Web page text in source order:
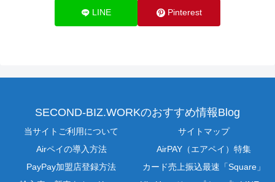
LINE Pinterest
SECOND-BIZ.WORKのおすすめ情報Blog
当サイトご利用について
サイトマップ
Airペイの導入方法
AirPAY（エアペイ）特集
PayPay加盟店登録方法
カード売上振込最速「Square」